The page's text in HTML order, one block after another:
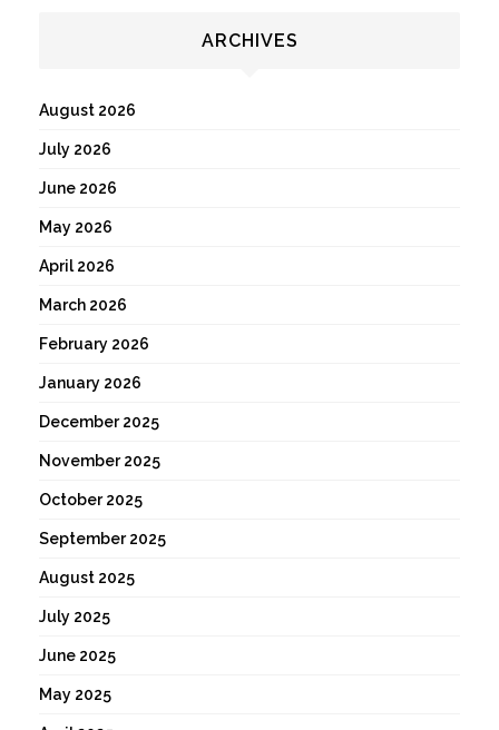
ARCHIVES
August 2026
July 2026
June 2026
May 2026
April 2026
March 2026
February 2026
January 2026
December 2025
November 2025
October 2025
September 2025
August 2025
July 2025
June 2025
May 2025